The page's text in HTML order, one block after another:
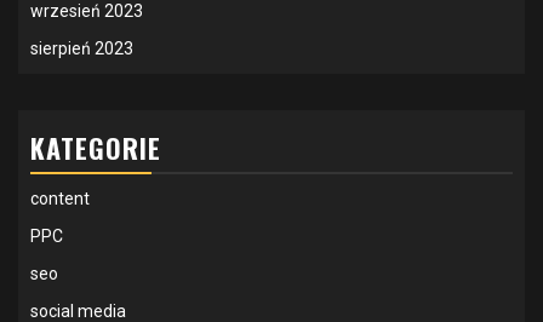
wrzesień 2023
sierpień 2023
KATEGORIE
content
PPC
seo
social media